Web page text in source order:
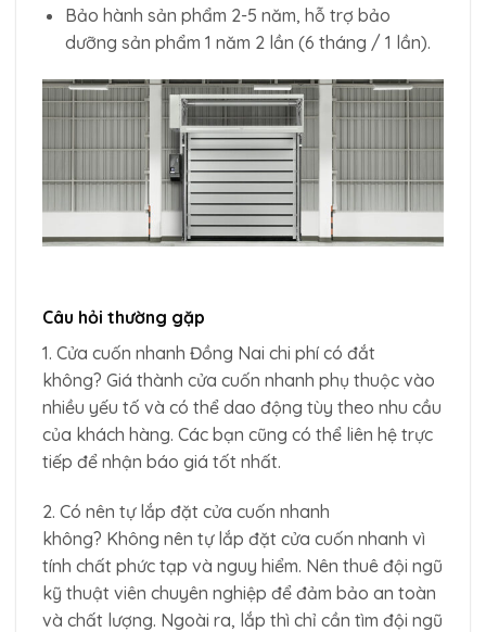
Bảo hành sản phẩm 2-5 năm, hỗ trợ bảo
dưỡng sản phẩm 1 năm 2 lần (6 tháng / 1 lần).
Câu hỏi thường gặp
1. Cửa cuốn nhanh Đồng Nai chi phí có đắt
không? Giá thành cửa cuốn nhanh phụ thuộc vào
nhiều yếu tố và có thể dao động tùy theo nhu cầu
của khách hàng. Các bạn cũng có thể liên hệ trực
tiếp để nhận báo giá tốt nhất.
2. Có nên tự lắp đặt cửa cuốn nhanh
không? Không nên tự lắp đặt cửa cuốn nhanh vì
tính chất phức tạp và nguy hiểm. Nên thuê đội ngũ
kỹ thuật viên chuyên nghiệp để đảm bảo an toàn
và chất lượng. Ngoài ra, lắp thì chỉ cần tìm đội ngũ